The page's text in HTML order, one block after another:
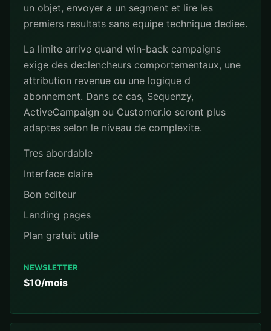
un objet, envoyer a un segment et lire les
premiers resultats sans equipe technique dediee.
La limite arrive quand win-back campaigns
exige des declencheurs comportementaux, une
attribution revenue ou une logique d
abonnement. Dans ce cas, Sequenzy,
ActiveCampaign ou Customer.io seront plus
adaptes selon le niveau de complexite.
Tres abordable
Interface claire
Bon editeur
Landing pages
Plan gratuit utile
NEWSLETTER
$10/mois